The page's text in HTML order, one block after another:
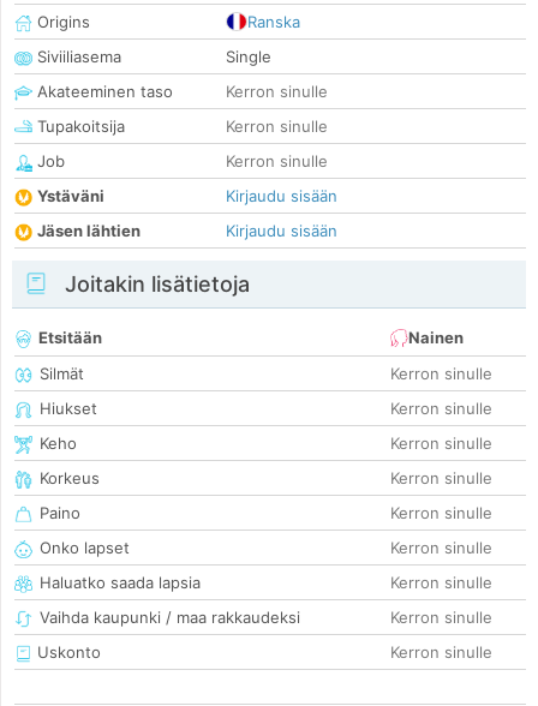
Origins
Ranska
Siviiliasema
Single
Akateeminen taso
Kerron sinulle
Tupakoitsija
Kerron sinulle
Job
Kerron sinulle
Ystäväni
Kirjaudu sisään
Jäsen lähtien
Kirjaudu sisään
Joitakin lisätietoja
Etsitään
Nainen
Silmät
Kerron sinulle
Hiukset
Kerron sinulle
Keho
Kerron sinulle
Korkeus
Kerron sinulle
Paino
Kerron sinulle
Onko lapset
Kerron sinulle
Haluatko saada lapsia
Kerron sinulle
Vaihda kaupunki / maa rakkaudeksi
Kerron sinulle
Uskonto
Kerron sinulle